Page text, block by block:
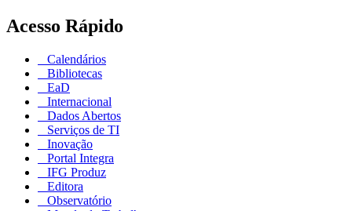
Acesso Rápido
Calendários
Bibliotecas
EaD
Internacional
Dados Abertos
Serviços de TI
Inovação
Portal Integra
IFG Produz
Editora
Observatório